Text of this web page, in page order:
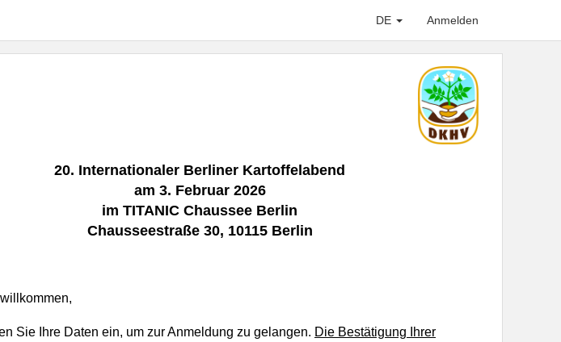
DE Anmelden
20. Internationaler Berliner Kartoffelabend
am 3. Februar 2026
im TITANIC Chaussee Berlin
Chausseestraße 30, 10115 Berlin
Sie Ihre Daten ein, um zur Anmeldung zu gelangen. Die Bestätigung Ihrer